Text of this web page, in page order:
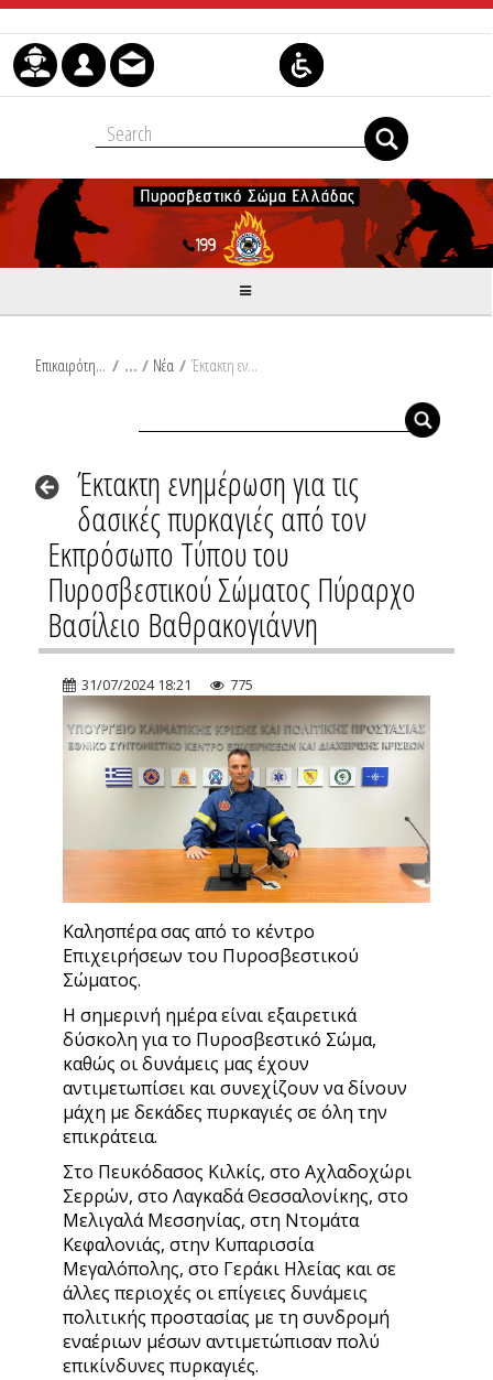
Skip to Content
Επικαιρότητα / Νέα / Έκτακτη ενημέρωση για τις δασικές πυρκαγιές από τον Εκπρόσωπο Τύπου του Πυροσβεστικού Σώματος Πύραρχο Βασίλειο Βαθρακογιάννη
Έκτακτη ενημέρωση για τις
δασικές πυρκαγιές από τον
Εκπρόσωπο Τύπου του
Πυροσβεστικού Σώματος Πύραρχο
Βασίλειο Βαθρακογιάννη
31/07/2024 18:21 775
Καλησπέρα σας από το κέντρο
Επιχειρήσεων του Πυροσβεστικού
Σώματος.
Η σημερινή ημέρα είναι εξαιρετικά
δύσκολη για το Πυροσβεστικό Σώμα,
καθώς οι δυνάμεις μας έχουν
αντιμετωπίσει και συνεχίζουν να δίνουν
μάχη με δεκάδες πυρκαγιές σε όλη την
επικράτεια.
Στο Πευκόδασος Κιλκίς, στο Αχλαδοχώρι
Σερρών, στο Λαγκαδά Θεσσαλονίκης, στο
Μελιγαλά Μεσσηνίας, στη Ντομάτα
Κεφαλονιάς, στην Κυπαρισσία
Μεγαλόπολης, στο Γεράκι Ηλείας και σε
άλλες περιοχές οι επίγειες δυνάμεις
πολιτικής προστασίας με τη συνδρομή
εναέριων μέσων αντιμετώπισαν πολύ
επικίνδυνες πυρκαγιές.